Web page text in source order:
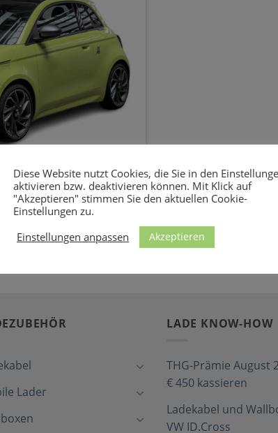
den Abarth 500e
privaten Wallbox oder
(AC) mit [...]
Lader
LADE KNOW-HOW
THG-Prämie August
€ 450 kassieren
Ladekabel und
VW ID.Cross
Diese Website nutzt Cookies, die Sie in den
aktivieren bzw. deaktivieren können. Mit Klick auf
"Akzeptieren" stimmen Sie den aktuellen Cookie-
Einstellungen zu.
Einstellungen anpassen
Akzeptieren